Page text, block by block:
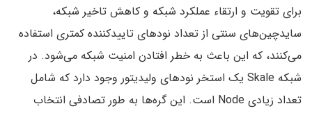
برای تقویت و ارتقاء عملکرد شبکه و کاهش تاخیر شبکه،
سایدچین‌های سنتی از تعداد نودهای تاییدکننده کمتری استفاده
می‌کنند، که این باعث به خطر افتادن امنیت شبکه می‌شود. در
شبکه Skale یک استخر نودهای ولیدیتور وجود دارد که شامل
تعداد زیادی Node است. این گره‌ها به طور تصادفی انتخاب